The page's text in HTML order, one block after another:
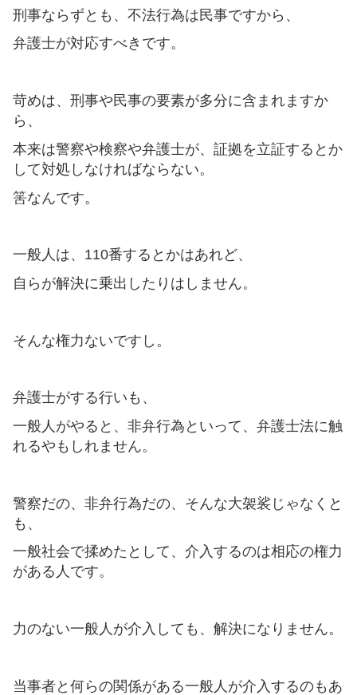
刑事ならずとも、不法行為は民事ですから、
弁護士が対応すべきです。
苛めは、刑事や民事の要素が多分に含まれますか
ら、
本来は警察や検察や弁護士が、証拠を立証するとか
して対処しなければならない。
筈なんです。
一般人は、110番するとかはあれど、
自らが解決に乗出したりはしません。
そんな権力ないですし。
弁護士がする行いも、
一般人がやると、非弁行為といって、弁護士法に触
れるやもしれません。
警察だの、非弁行為だの、そんな大袈裟じゃなくと
も、
一般社会で揉めたとして、介入するのは相応の権力
がある人です。
力のない一般人が介入しても、解決になりません。
当事者と何らの関係がある一般人が介入するのもあ